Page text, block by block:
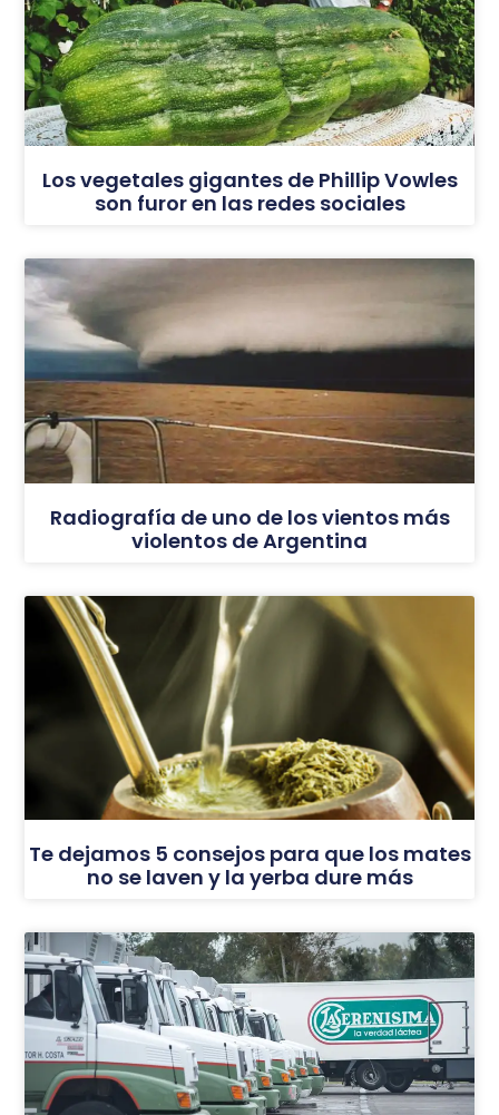
Los vegetales gigantes de Phillip Vowles
son furor en las redes sociales
Radiografía de uno de los vientos más
violentos de Argentina
Te dejamos 5 consejos para que los mates
no se laven y la yerba dure más